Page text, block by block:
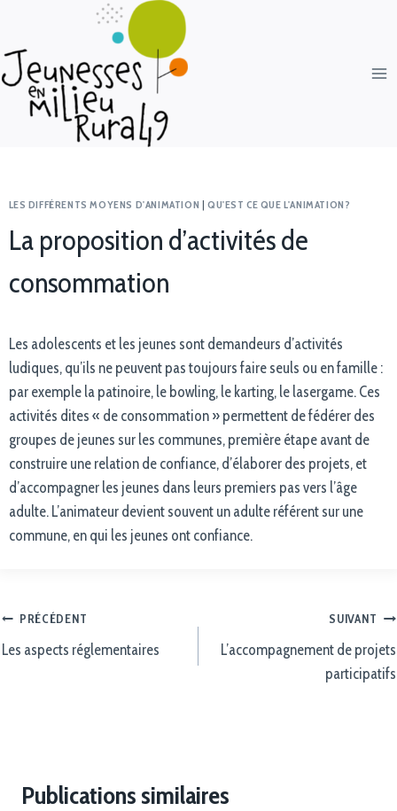
LES DIFFÉRENTS MOYENS D'ANIMATION | QU'EST CE QUE L'ANIMATION?
La proposition d’activités de
consommation
Les adolescents et les jeunes sont demandeurs d’activités
ludiques, qu’ils ne peuvent pas toujours faire seuls ou en famille :
par exemple la patinoire, le bowling, le karting, le lasergame. Ces
activités dites « de consommation » permettent de fédérer des
groupes de jeunes sur les communes, première étape avant de
construire une relation de confiance, d’élaborer des projets, et
d’accompagner les jeunes dans leurs premiers pas vers l’âge
adulte. L’animateur devient souvent un adulte référent sur une
commune, en qui les jeunes ont confiance.
PRÉCÉDENT
Les aspects réglementaires
SUIVANT
L’accompagnement de projets
participatifs
Publications similaires